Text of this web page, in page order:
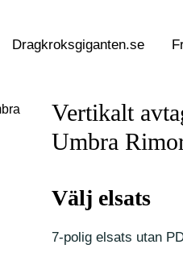
Dragkroksgiganten.se
Vertikalt
Umbra
Välj elsats
7-polig elsats utan